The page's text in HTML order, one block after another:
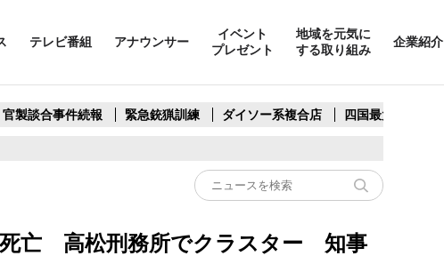
テレビ番組 アナウンサー
イベント
プレゼント
地域を元気に
する取り組み
企業紹介
官製談合事件続報 緊急銃猟訓練 ダイソー系複合店 四国最大スリコ
死亡 高松刑務所でクラスター 知事